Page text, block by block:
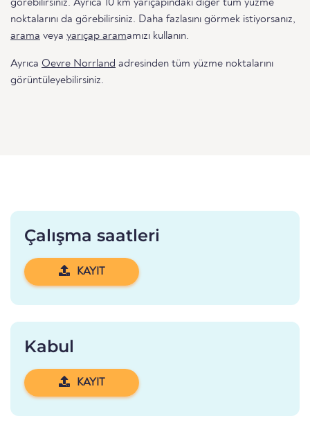
görebilirsiniz. Ayrıca 10 km yarıçapındaki diğer tüm yüzme
noktalarını da görebilirsiniz. Daha fazlasını görmek istiyorsanız,
arama veya yarıçap aramamızı kullanın.
Ayrıca Oevre Norrland adresinden tüm yüzme noktalarını
görüntüleyebilirsiniz.
Çalışma saatleri
KAYIT
Kabul
KAYIT